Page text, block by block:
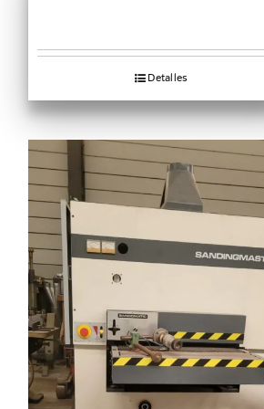
Detalles